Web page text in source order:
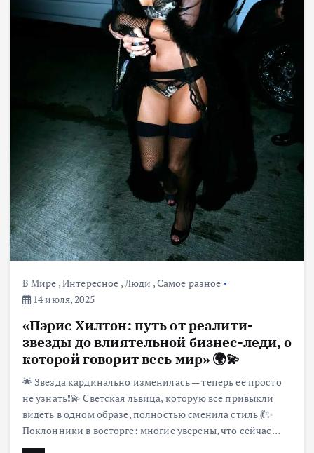
В Мире ,Интересное ,Люди ,Самое разное
14 июля, 2025
«Пэрис Хилтон: путь от реалити-
звезды до влиятельной бизнес-леди, о
которой говорит весь мир» 🌍💫
🌟 Звезда кардинально изменилась — теперь её просто
не узнать❗️💫 Светская львица, которую все привыкли
видеть в одном образе, полностью сменила стиль 💃✨
Поклонники в восторге: многие уверены, что сейчас…